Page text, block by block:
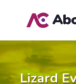
Lizard